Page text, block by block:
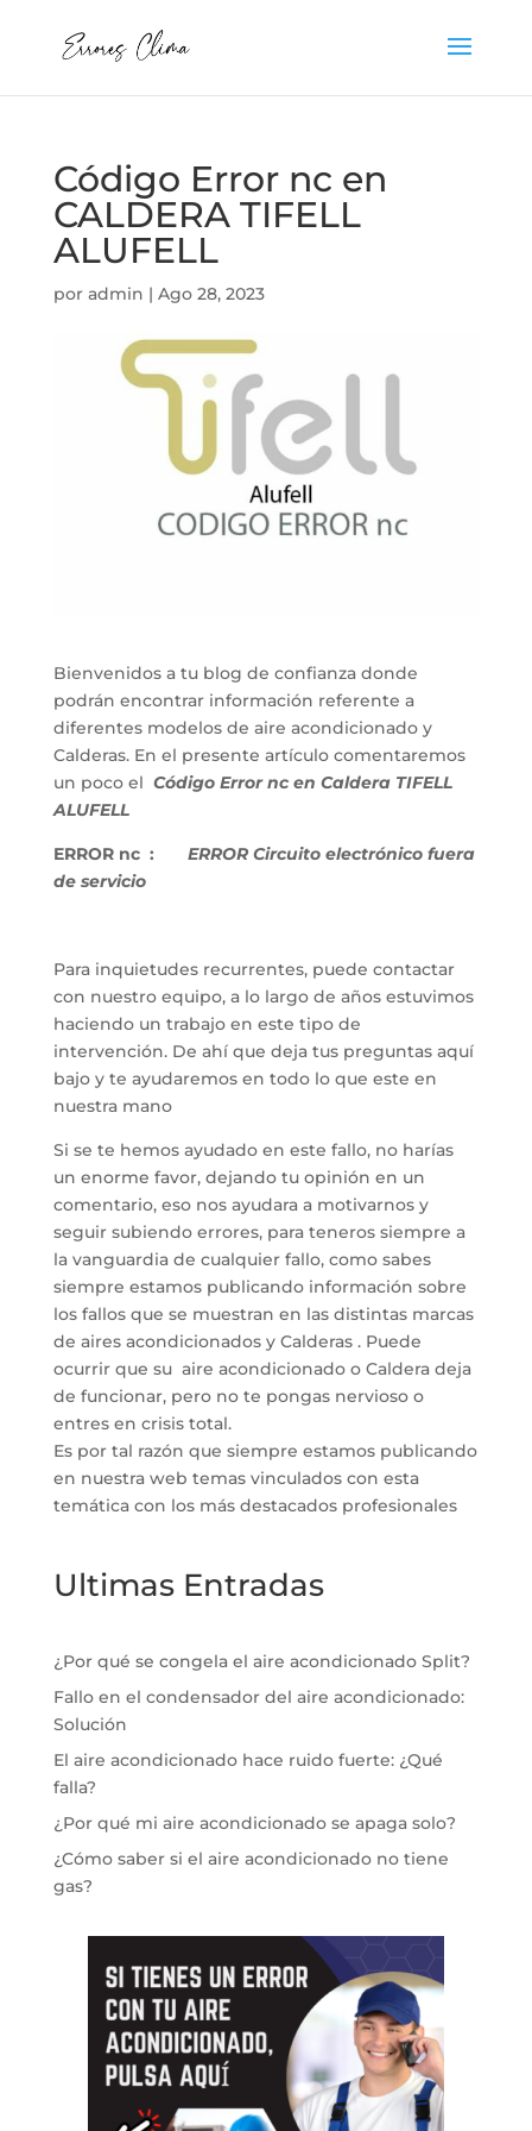
Código Error nc en
CALDERA TIFELL
ALUFELL
por admin | Ago 28, 2023
Bienvenidos a tu blog de confianza donde
podrán encontrar información referente a
diferentes modelos de aire acondicionado y
Calderas. En el presente artículo comentaremos
un poco el Código Error nc en Caldera TIFELL
ALUFELL
ERROR nc :
ERROR Circuito electrónico fuera
de servicio
Para inquietudes recurrentes, puede contactar
con nuestro equipo, a lo largo de años estuvimos
haciendo un trabajo en este tipo de
intervención. De ahí que deja tus preguntas aquí
bajo y te ayudaremos en todo lo que este en
nuestra mano
Si se te hemos ayudado en este fallo, no harías
un enorme favor, dejando tu opinión en un
comentario, eso nos ayudara a motivarnos y
seguir subiendo errores, para teneros siempre a
la vanguardia de cualquier fallo, como sabes
siempre estamos publicando información sobre
los fallos que se muestran en las distintas marcas
de aires acondicionados y Calderas . Puede
ocurrir que su aire acondicionado o Caldera deja
de funcionar, pero no te pongas nervioso o
entres en crisis total.
Es por tal razón que siempre estamos publicando
en nuestra web temas vinculados con esta
temática con los más destacados profesionales
Ultimas Entradas
¿Por qué se congela el aire acondicionado Split?
Fallo en el condensador del aire acondicionado:
Solución
El aire acondicionado hace ruido fuerte: ¿Qué
falla?
¿Por qué mi aire acondicionado se apaga solo?
¿Cómo saber si el aire acondicionado no tiene
gas?